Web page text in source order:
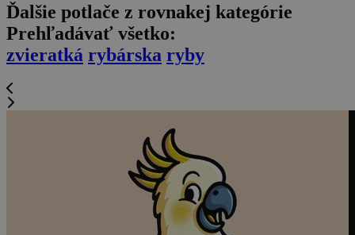
Ďalšie potlače z rovnakej kategórie
Prehľadávať všetko:
zvieratká rybárska ryby